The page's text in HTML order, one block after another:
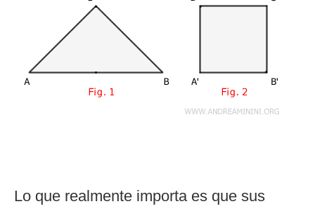
Lo que realmente importa es que sus